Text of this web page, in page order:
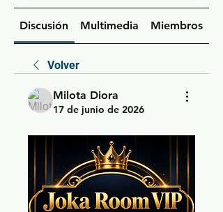
Discusión Multimedia Miembros
Volver
Milota Diora
17 de junio de 2026